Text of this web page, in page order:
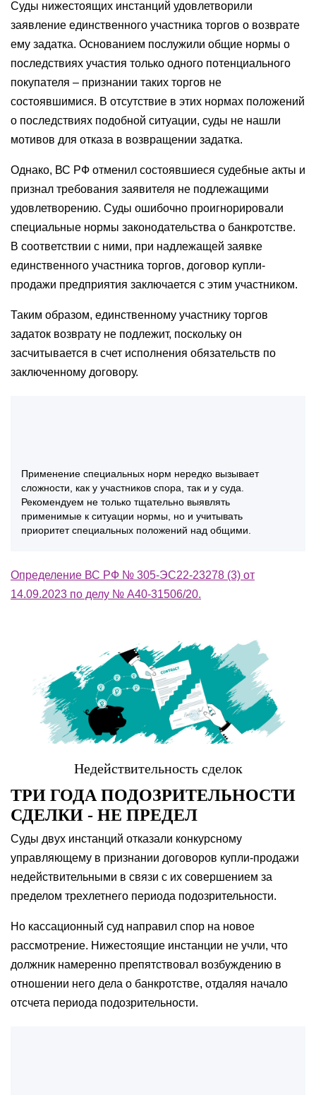
Суды нижестоящих инстанций удовлетворили
заявление единственного участника торгов о возврате
ему задатка. Основанием послужили общие нормы о
последствиях участия только одного потенциального
покупателя – признании таких торгов не
состоявшимися. В отсутствие в этих нормах положений
о последствиях подобной ситуации, суды не нашли
мотивов для отказа в возвращении задатка.
Однако, ВС РФ отменил состоявшиеся судебные акты и
признал требования заявителя не подлежащими
удовлетворению. Суды ошибочно проигнорировали
специальные нормы законодательства о банкротстве.
В соответствии с ними, при надлежащей заявке
единственного участника торгов, договор купли-
продажи предприятия заключается с этим участником.
Таким образом, единственному участнику торгов
задаток возврату не подлежит, поскольку он
засчитывается в счет исполнения обязательств по
заключенному договору.
Применение специальных норм нередко вызывает
сложности, как у участников спора, так и у суда.
Рекомендуем не только тщательно выявлять
применимые к ситуации нормы, но и учитывать
приоритет специальных положений над общими.
Определение ВС РФ № 305-ЭС22-23278 (3) от
14.09.2023 по делу № А40-31506/20.
Недействительность сделок
ТРИ ГОДА ПОДОЗРИТЕЛЬНОСТИ
СДЕЛКИ - НЕ ПРЕДЕЛ
Суды двух инстанций отказали конкурсному
управляющему в признании договоров купли-продажи
недействительными в связи с их совершением за
пределом трехлетнего периода подозрительности.
Но кассационный суд направил спор на новое
рассмотрение. Нижестоящие инстанции не учли, что
должник намеренно препятствовал возбуждению в
отношении него дела о банкротстве, отдаляя начало
отсчета периода подозрительности.